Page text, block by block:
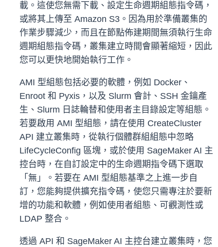
載。這使您無需下載、設定生命週期組態指令碼，
或將其上傳至 Amazon S3。因為用於準備叢集的
作業步驟減少，而且在節點佈建期間無須執行生命
週期組態指令碼，叢集建立時間會顯著縮短，因此
您可以更快地開始執行工作。
AMI 型組態包括必要的軟體，例如 Docker、
Enroot 和 Pyxis，以及 Slurm 會計、SSH 金鑰產
生、Slurm 日誌輪替和使用者主目錄設定等組態。
若要啟用 AMI 型組態，請在使用 CreateCluster
API 建立叢集時，從執行個體群組組態中忽略
LifeCycleConfig 區塊，或於使用 SageMaker AI 主
控台時，在自訂設定中的生命週期指令碼下選取
「無」。若要在 AMI 型組態基準之上進一步自
訂，您能夠提供擴充指令碼，使您只需專注於要新
增的功能和軟體，例如使用者組態、可觀測性或
LDAP 整合。
透過 API 和 SageMaker AI 主控台建立叢集時，您